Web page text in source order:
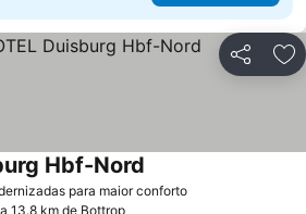
Partilhar
para maior confortoVer preços
Hbf-Nord
13.8 km de Bottrop